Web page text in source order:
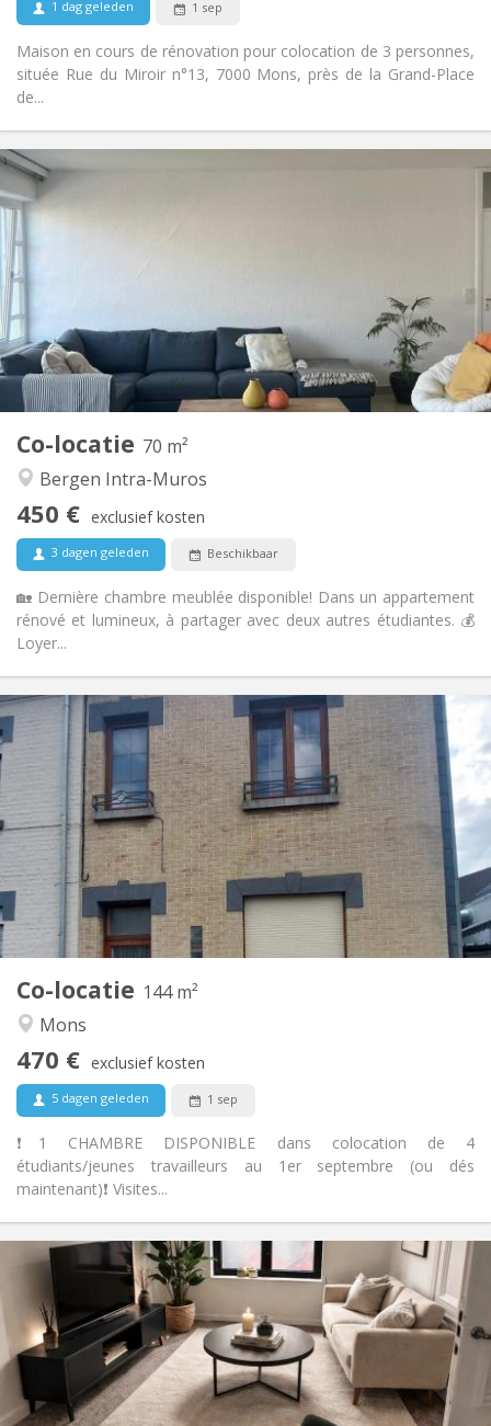
1 dag geleden 1 sep
Maison en cours de rénovation pour colocation de 3 personnes,
située Rue du Miroir n°13, 7000 Mons, près de la Grand-Place
de...
Co-locatie 70 m²
Bergen Intra-Muros
450 € exclusief kosten
3 dagen geleden Beschikbaar
🏡 Dernière chambre meublée disponible! Dans un appartement
rénové et lumineux, à partager avec deux autres étudiantes. 💰
Loyer...
Inrichting
Badkamer:
Gemeenschappelijk
Keuken:
Gemeenschappelijk
Oppervlakte:
70 m
2
Private kamers:
Co-locatie 144 m²
Mons
470 € exclusief kosten
5 dagen geleden 1 sep
❗️1 CHAMBRE DISPONIBLE dans colocation de 4
étudiants/jeunes travailleurs au 1er septembre (ou dés
maintenant)❗️ Visites...
Praktische Informatie
Huur:
470 €
Kosten:
110 €
Duur:
12 maanden
Domiciliëring:
Met voorwaarden
Inrichting
Badkamer:
Privaat
Keuken:
Gemeenschappelijk
Oppervlakte:
144 m
Private kamers:
Praktische Informatie
Huur:
470 €
Kosten:
170 €
Duur:
12 maanden
Domiciliëring:
Met voorwaarden
Inrichting